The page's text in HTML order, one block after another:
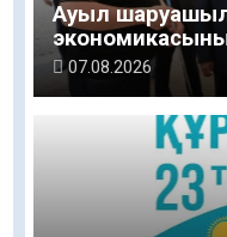
Ауыл
07.08.2026